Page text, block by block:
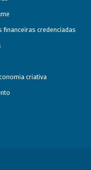
financeiras credenciadas
criativa